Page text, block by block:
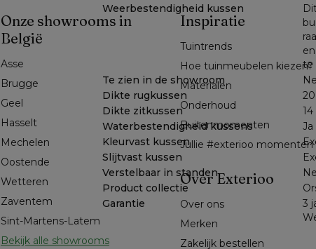
Weerbestendigheid kussen
te
Te zien in de showroom
Dikte rugkussen
Dikte zitkussen
Waterbestendigheid kussens
Ja
Kleurvast kussen
Slijtvast kussen
Verstelbaar in standen
Product collectie
Garantie
3
Onze showrooms in
België
Asse
Brugge
Geel
Hasselt
Mechelen
Oostende
Wetteren
Zaventem
Sint-Martens-Latem
Bekijk alle showrooms
Inspiratie
Tuintrends
Hoe tuinmeubelen kiezen?
Materialen
Onderhoud
Buitenmomenten
Jullie #exterioo momenten
Over Exterioo
Over ons
Merken
Zakelijk bestellen